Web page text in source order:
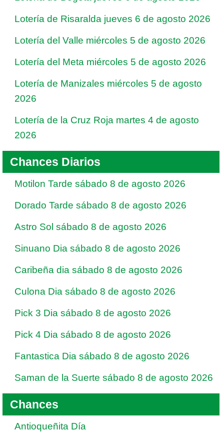
Lotería de Risaralda jueves 6 de agosto 2026
Lotería del Valle miércoles 5 de agosto 2026
Lotería del Meta miércoles 5 de agosto 2026
Lotería de Manizales miércoles 5 de agosto
2026
Lotería de la Cruz Roja martes 4 de agosto
2026
Chances Diarios
Motilon Tarde sábado 8 de agosto 2026
Dorado Tarde sábado 8 de agosto 2026
Astro Sol sábado 8 de agosto 2026
Sinuano Dia sábado 8 de agosto 2026
Caribeña dia sábado 8 de agosto 2026
Culona Dia sábado 8 de agosto 2026
Pick 3 Dia sábado 8 de agosto 2026
Pick 4 Dia sábado 8 de agosto 2026
Fantastica Dia sábado 8 de agosto 2026
Saman de la Suerte sábado 8 de agosto 2026
Chances
Antioqueñita Día